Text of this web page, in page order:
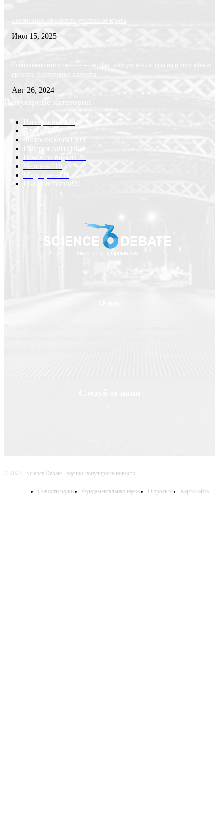
Безопасная обработка участка от крота
Июл 15, 2025
Глобальное потепление — мифы, заблуждения, факты и чем может
грозить потепление климата
Авг 26, 2024
Популярные категории
Интересно
Статьи
Фото космоса
1999
Галерея сайта 1068
Новости науки
Человек
Медицина
IT-технологии99
© 2023 - Science Debate - научно-популярные новости
Новости науки Фундаментальная наука О проекте Карта сайта